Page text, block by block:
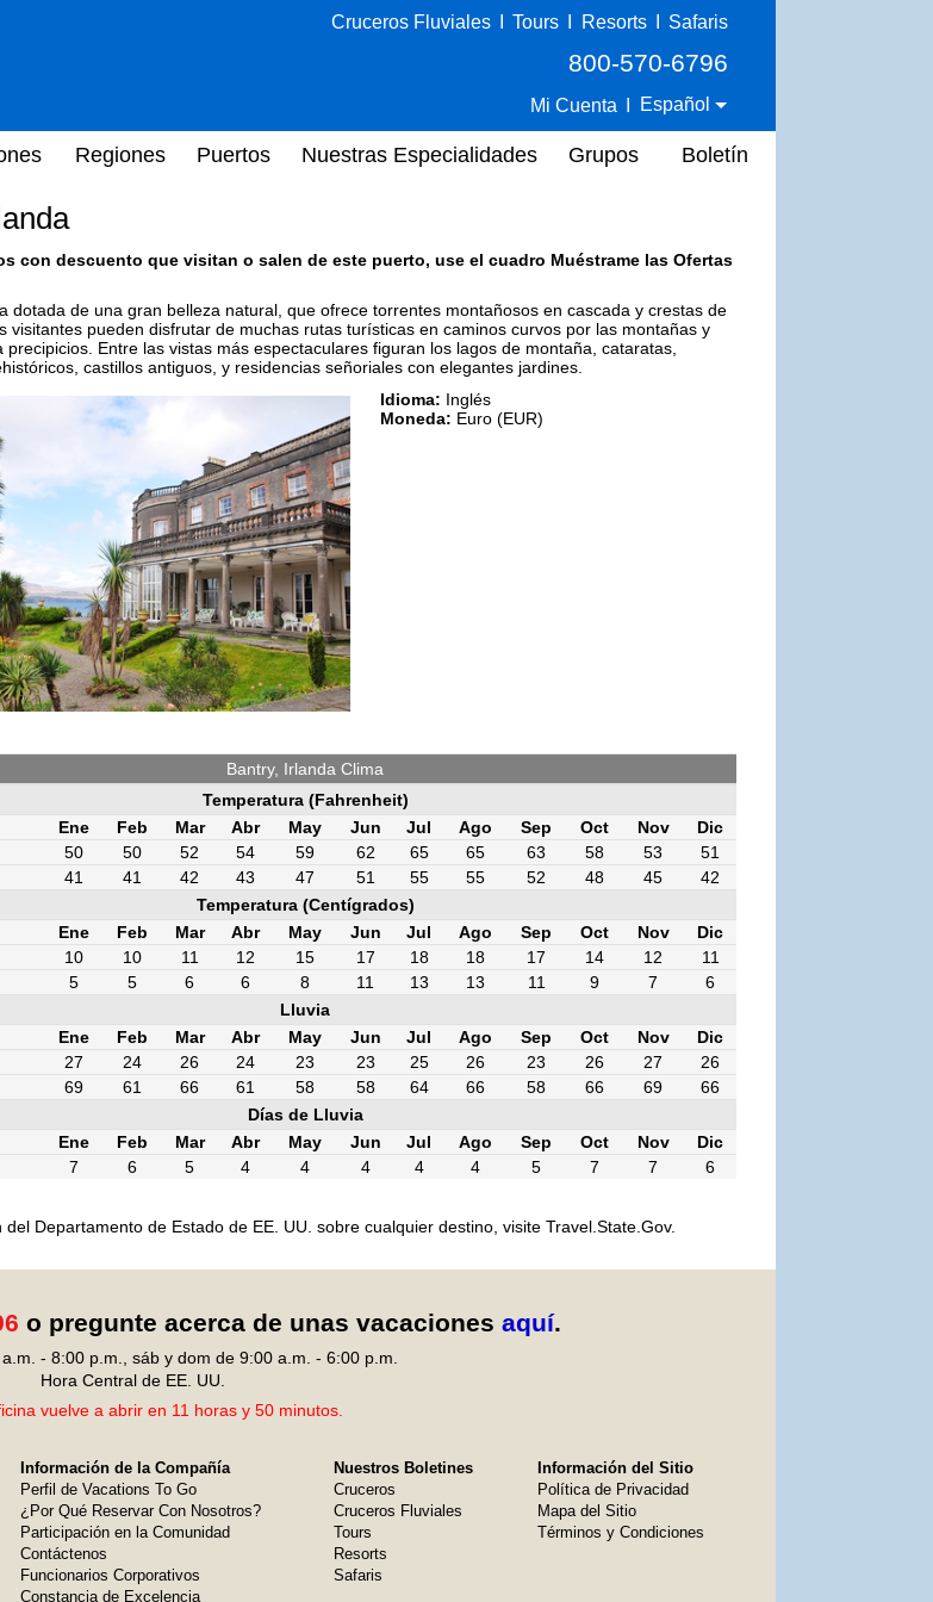
Cruceros Fluviales Tours Resorts Safaris
800-570-6796
Mi Cuenta Español
Regiones Puertos Nuestras Especialidades Grupos Boletín
con descuento que visitan o salen de este puerto, use el cuadro Muéstrame las Ofertas
dotada de una gran belleza natural, que ofrece torrentes montañosos en cascada y crestas de
visitantes pueden disfrutar de muchas rutas turísticas en caminos curvos por las montañas y
precipicios. Entre las vistas más espectaculares figuran los lagos de montaña, cataratas,
castillos antiguos, y residencias señoriales con elegantes jardines.
Idioma: Inglés
Moneda: Euro (EUR)
Bantry, Irlanda Clima
Temperatura (Fahrenheit)
Ene
Feb Mar Abr May Jun Jul Ago Sep Oct Nov
Dic
50 50 52 54 59 62 65 65 63 58 53
51
41 41 42 43 47 51 55 55 52 48 45
42
Temperatura (Centígrados)
Ene
Feb Mar Abr May Jun Jul Ago Sep Oct Nov
Dic
10 10 11 12 15 17 18 18 17 14 12
11
5 5 6 6 8 11 13 13 11 9 7
6
Lluvia
Ene
Feb Mar Abr May Jun Jul Ago Sep Oct Nov
Dic
27 24 26 24 23 23 25 26 23 26 27
26
69 61 66 61 58 58 64 66 58 66 69
66
Días de Lluvia
Ene
Feb Mar Abr May Jun Jul Ago Sep Oct Nov
Dic
7 6 5 4 4 4 4 4 5 7 7 6
del Departamento de Estado de EE. UU. sobre cualquier destino, visite Travel.State.Gov.
o pregunte acerca de unas vacaciones aquí.
- 8:00 p.m., sáb y dom de 9:00 a.m. - 6:00 p.m.
Hora Central de EE. UU.
vuelve a abrir en 11 horas y 50 minutos.
Información de la Compañía
Perfil de Vacations To Go
¿Por Qué Reservar Con Nosotros?
Participación en la Comunidad
Contáctenos
Funcionarios Corporativos
Constancia de Excelencia
Nuestros Boletines
Cruceros
Cruceros Fluviales
Tours
Resorts
Safaris
Información del Sitio
Política de Privacidad
Mapa del Sitio
Términos y Condiciones